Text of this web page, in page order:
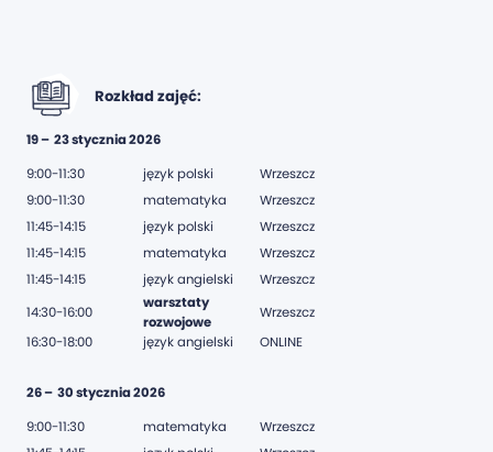
Rozkład zajęć:
19 – 23 stycznia 2026
9:00-11:30
język polski
Wrzeszcz
9:00-11:30
matematyka
Wrzeszcz
11:45-14:15
język polski
Wrzeszcz
11:45-14:15
matematyka
Wrzeszcz
11:45-14:15
język angielski
Wrzeszcz
14:30-16:00
warsztaty
rozwojowe
Wrzeszcz
16:30-18:00
język angielski ONLINE
26 – 30 stycznia 2026
9:00-11:30
matematyka
Wrzeszcz